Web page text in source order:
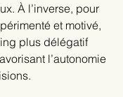
À l’inverse, pour
et motivé,
plus délégatif
l’autonomie